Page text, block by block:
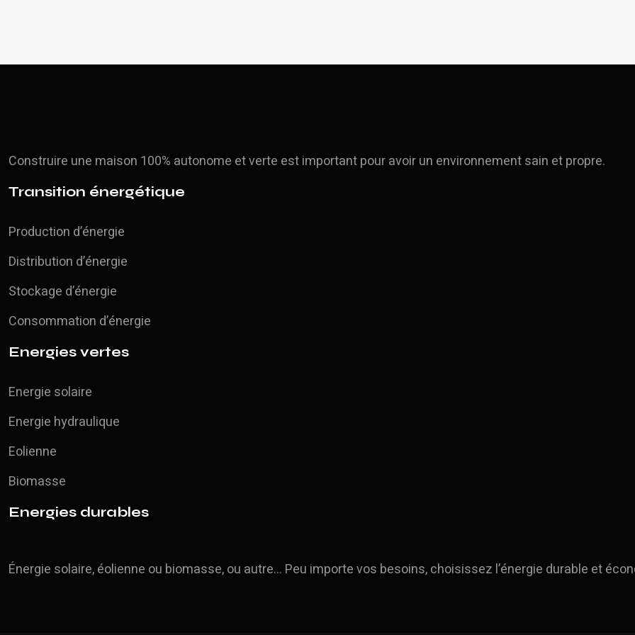
Construire une maison 100% autonome et verte est important pour avoir un environnement sain et propre.
Transition énergétique
Production d’énergie
Distribution d’énergie
Stockage d’énergie
Consommation d’énergie
Energies vertes
Energie solaire
Energie hydraulique
Eolienne
Biomasse
Energies durables
Énergie solaire, éolienne ou biomasse, ou autre… Peu importe vos besoins, choisissez l’énergie durable et